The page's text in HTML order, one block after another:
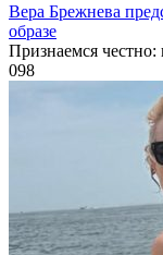
Вера Брежнева
образе
Признаемся
098